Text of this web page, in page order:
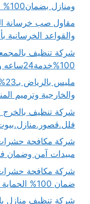
ومنازل بضمان100% اتصل الان
مقاول صب خرسانة
والقواعد الخرسانية
شركة تنظيف
100%خدمة24ساعه و33% خصم فوري
والخارجية وترميم
مبيدات آمن وضمان فعال 99%
ضمان 100% الحماية الكاملة لمنزلك